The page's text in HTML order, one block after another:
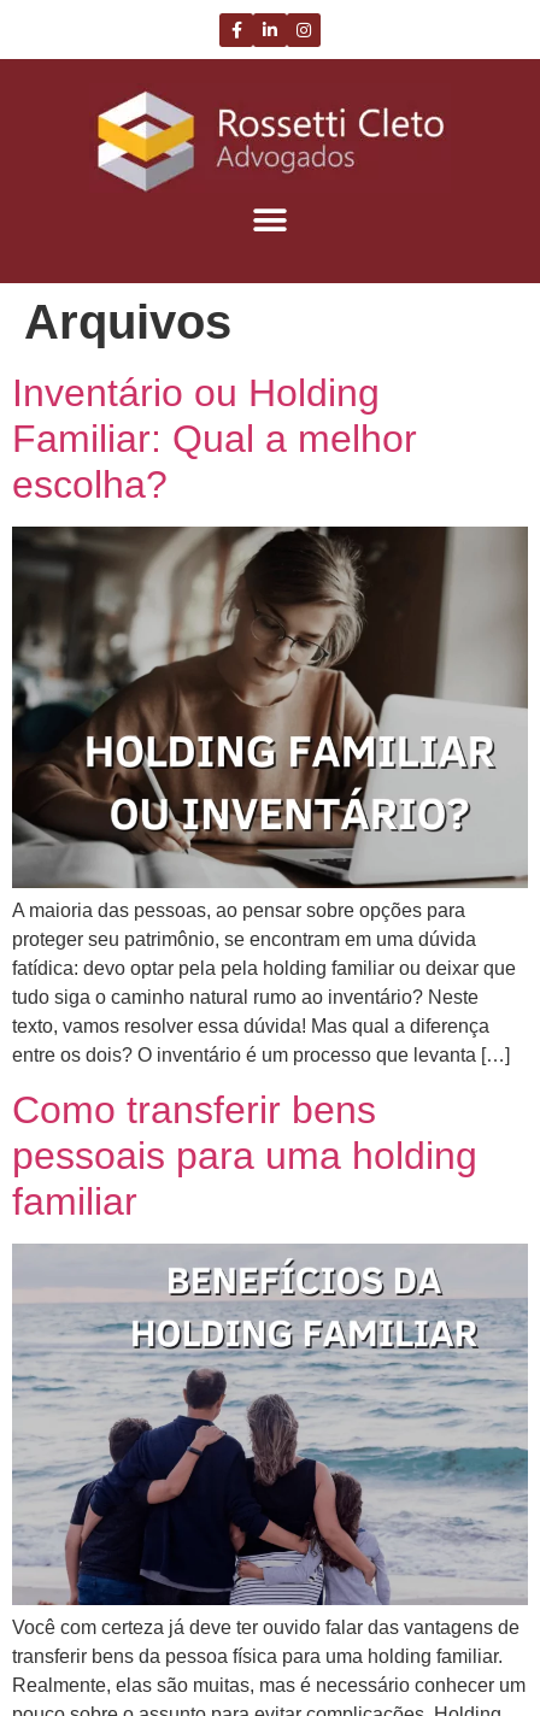
Arquivos
Inventário ou Holding
Familiar: Qual a melhor
escolha?
A maioria das pessoas, ao pensar sobre opções para
proteger seu patrimônio, se encontram em uma dúvida
fatídica: devo optar pela pela holding familiar ou deixar que
tudo siga o caminho natural rumo ao inventário? Neste
texto, vamos resolver essa dúvida! Mas qual a diferença
entre os dois? O inventário é um processo que levanta […]
Como transferir bens
pessoais para uma holding
familiar
Você com certeza já deve ter ouvido falar das vantagens de
transferir bens da pessoa física para uma holding familiar.
Realmente, elas são muitas, mas é necessário conhecer um